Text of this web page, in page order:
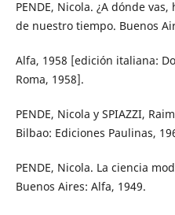
PENDE, Nicola. ¿A dónde
de nuestro tiempo. Buenos
Alfa, 1958 [edición italiana:
Roma, 1958].
PENDE, Nicola y SPIAZZI,
Bilbao: Ediciones Paulinas,
PENDE, Nicola. La ciencia
Buenos Aires: Alfa, 1949.